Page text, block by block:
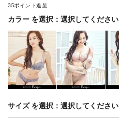
35
カラー 選択してください
サイズ 選択してください